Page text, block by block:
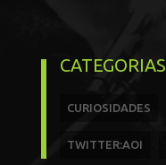
CATEGORIAS
CURIOSIDADES
TWITTER:AOI